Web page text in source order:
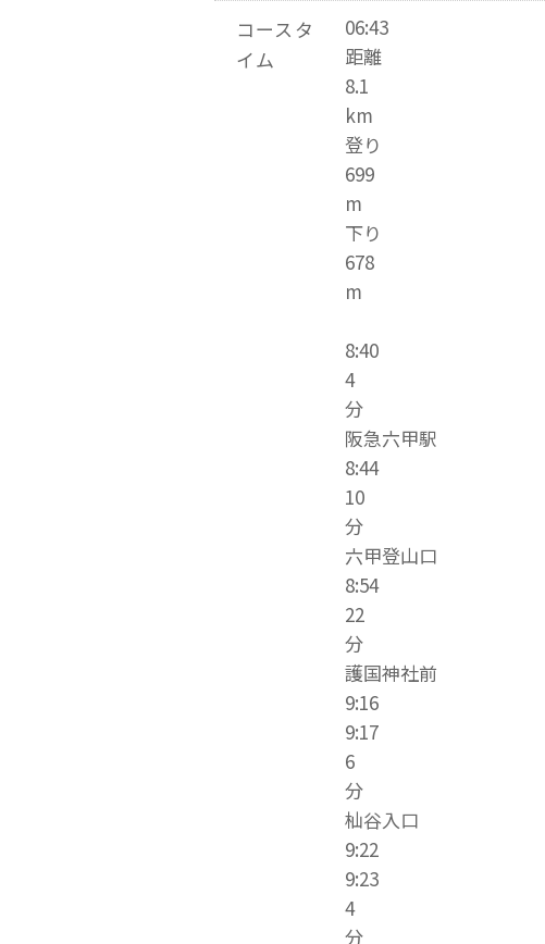
コースタ
イム
06:43
距離
8.1
km
登り
699
m
下り
678
m
8:40
4
分
阪急六甲駅
8:44
10
分
六甲登山口
8:54
22
分
護国神社前
9:16
9:17
6
分
杣谷入口
9:22
9:23
4
分